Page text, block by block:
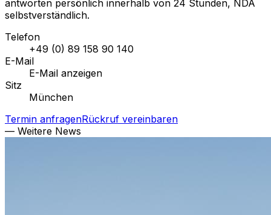
antworten persönlich innerhalb von 24 Stunden, NDA
selbstverständlich.
Telefon
+49 (0) 89 158 90 140
E-Mail
E-Mail anzeigen
Sitz
München
Termin anfragenRückruf vereinbaren
— Weitere News